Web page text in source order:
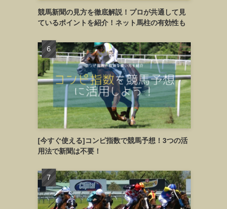
競馬新聞の見方を徹底解説！プロが共通して見
ているポイントを紹介！ネット馬柱の有効性も
[今すぐ使える]コンピ指数で競馬予想！3つの活
用法で新聞は不要！